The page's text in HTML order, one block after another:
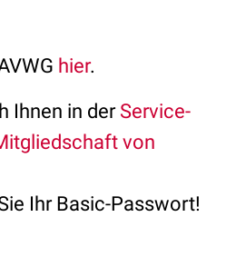
hier.
Ihnen in der Service-
von
Ihr Basic-Passwort!